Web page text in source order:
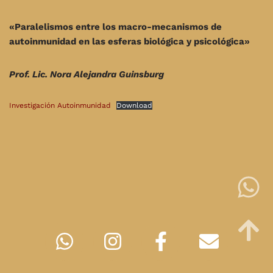
«Paralelismos entre los macro-mecanismos de
autoinmunidad en las esferas biológica y psicológica»
Prof. Lic. Nora Alejandra Guinsburg
Investigación Autoinmunidad Download